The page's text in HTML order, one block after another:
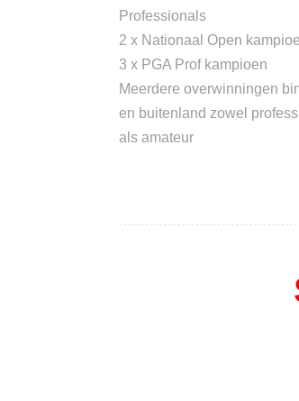
Professionals
2 x Nationaal Open
3 x PGA Prof kampioen
Meerdere overwinningen
en buitenland zowel
als amateur